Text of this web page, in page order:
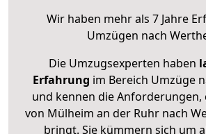
Wir haben mehr als 7 Jahre
Umzügen nach
Die Umzugsexperten haben
Erfahrung im Bereich Umzüge
und kennen die Anforderungen,
von Mülheim an der Ruhr nach
bringt. Sie kümmern sich um